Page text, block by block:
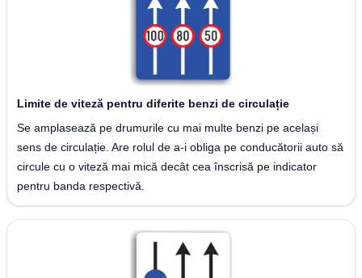
Limite de viteză pentru diferite benzi de circulație
Se amplasează pe drumurile cu mai multe benzi pe același
sens de circulație. Are rolul de a-i obliga pe conducătorii auto să
circule cu o viteză mai mică decât cea înscrisă pe indicator
pentru banda respectivă.